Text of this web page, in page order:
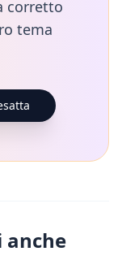
corretto
tema
anche